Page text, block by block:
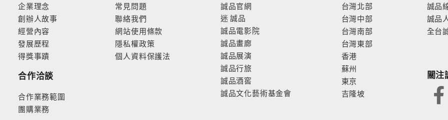
企業理念
創辦人故事
經營內容
發展歷程
得獎事蹟
合作洽談
合作業務範圍
團購業務
常見問題
聯絡我們
網站使用條款
隱私權政策
個人資料保護法
誠品官網
迷 誠品
誠品電影院
誠品畫廊
誠品展演
誠品行旅
誠品酒窖
誠品文化藝術基金會
台灣北部
台灣中部
台灣南部
台灣東部
香港
蘇州
東京
吉隆坡
誠品
誠品
全台
關注